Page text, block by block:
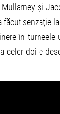
și
făcut senzație
în
celor doi e